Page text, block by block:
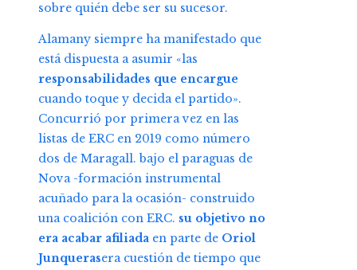
sobre quién debe ser su sucesor.
Alamany siempre ha manifestado que
está dispuesta a asumir «las
responsabilidades que encargue
cuando toque y decida el partido».
Concurrió por primera vez en las
listas de ERC en 2019 como número
dos de Maragall. bajo el paraguas de
Nova -formación instrumental
acuñado para la ocasión- construido
una coalición con ERC. su objetivo no
era acabar afiliada en parte de Oriol
Junquerasera cuestión de tiempo que